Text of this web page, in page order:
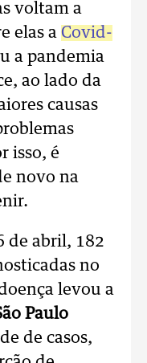
voltam a
elas a Covid-
a pandemia
ao lado da
causas
isso, é
novo na
de abril, 182
no
levou a
Paulo
de casos,